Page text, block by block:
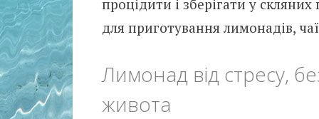
процідити і зберігати у
для приготування лимонадів,
Лимонад від стресу,
живота